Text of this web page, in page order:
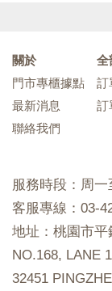
關於
門市專櫃據點
最新消息
聯絡我們
全
訂
訂
服務時段：周
客服專線：03-
地址：桃園市平
NO.168, LANE
32451